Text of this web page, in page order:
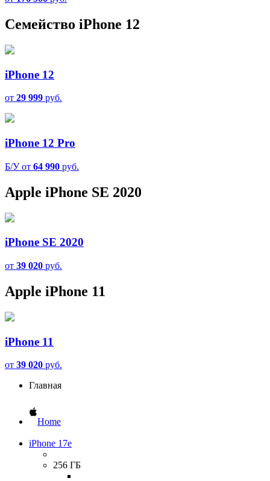
Семейство iPhone 12
iPhone 12
от 29 999 руб.
iPhone 12 Pro
Б/У от 64 990 руб.
Apple iPhone SE 2020
iPhone SE 2020
от 39 020 руб.
Apple iPhone 11
iPhone 11
от 39 020 руб.
Главная
Home
iPhone 17e
256 ГБ